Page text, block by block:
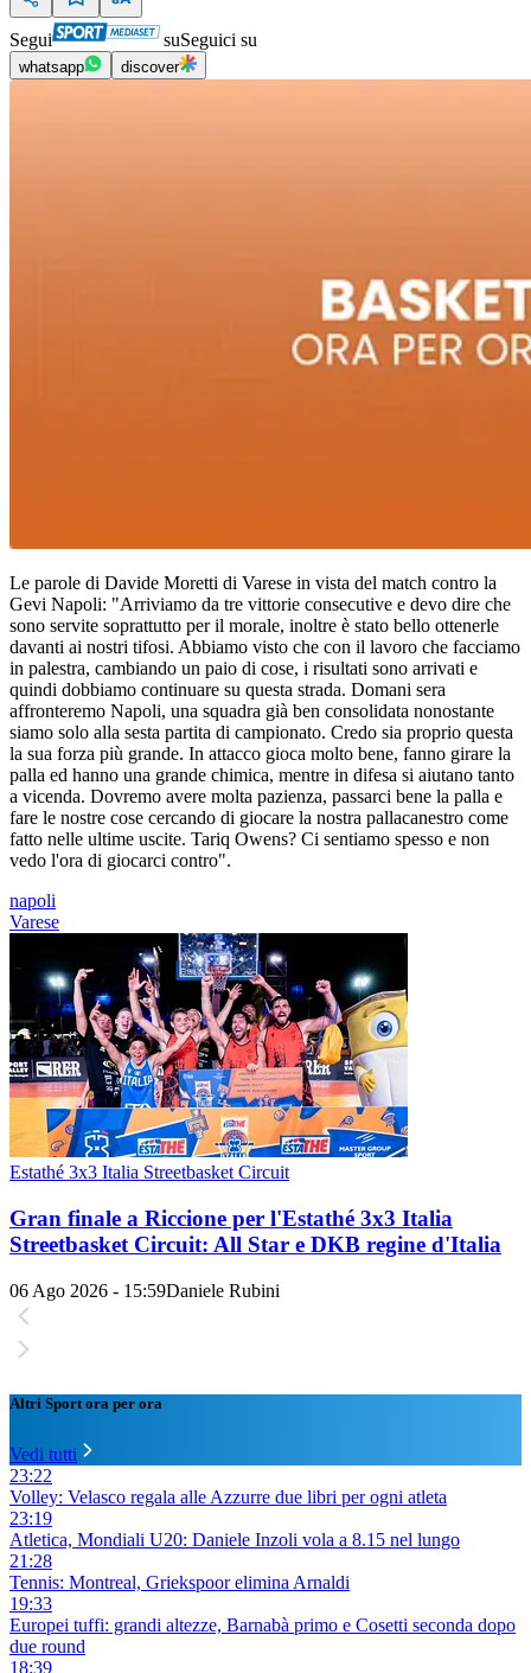
Segui suSeguici su
whatsapp discover
Le parole di Davide Moretti di Varese in vista del match contro la
Gevi Napoli: "Arriviamo da tre vittorie consecutive e devo dire che
sono servite soprattutto per il morale, inoltre è stato bello ottenerle
davanti ai nostri tifosi. Abbiamo visto che con il lavoro che facciamo
in palestra, cambiando un paio di cose, i risultati sono arrivati e
quindi dobbiamo continuare su questa strada. Domani sera
affronteremo Napoli, una squadra già ben consolidata nonostante
siamo solo alla sesta partita di campionato. Credo sia proprio questa
la sua forza più grande. In attacco gioca molto bene, fanno girare la
palla ed hanno una grande chimica, mentre in difesa si aiutano tanto
a vicenda. Dovremo avere molta pazienza, passarci bene la palla e
fare le nostre cose cercando di giocare la nostra pallacanestro come
fatto nelle ultime uscite. Tariq Owens? Ci sentiamo spesso e non
vedo l'ora di giocarci contro".
napoli
Varese
Estathé 3x3 Italia Streetbasket Circuit
Gran finale a Riccione per l'Estathé 3x3 Italia
Streetbasket Circuit: All Star e DKB regine d'Italia
06 Ago 2026 - 15:59Daniele Rubini
Altri Sport ora per ora
Vedi tutti
23:22
Volley: Velasco regala alle Azzurre due libri per ogni atleta
23:19
Atletica, Mondiali U20: Daniele Inzoli vola a 8.15 nel lungo
21:28
Tennis: Montreal, Griekspoor elimina Arnaldi
19:33
Europei tuffi: grandi altezze, Barnabà primo e Cosetti seconda dopo
due round
18:39